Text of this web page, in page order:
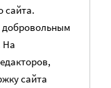
сайта.
добровольным
На
сайта